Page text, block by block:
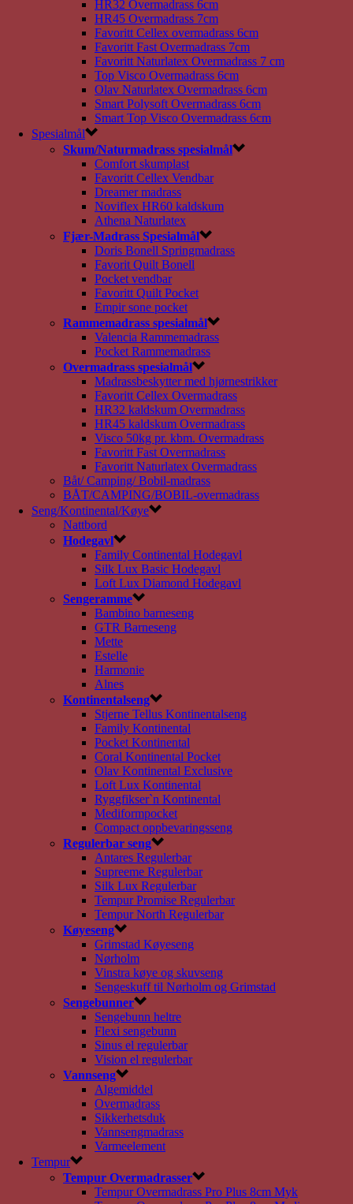
HR32 Overmadrass 6cm
HR45 Overmadrass 7cm
Favoritt Cellex overmadrass 6cm
Favoritt Fast Overmadrass 7cm
Favoritt Naturlatex Overmadrass 7 cm
Top Visco Overmadrass 6cm
Olav Naturlatex Overmadrass 6cm
Smart Polysoft Overmadrass 6cm
Smart Top Visco Overmadrass 6cm
Spesialmål
Skum/Naturmadrass spesialmål
Comfort skumplast
Favoritt Cellex Vendbar
Dreamer madrass
Noviflex HR60 kaldskum
Athena Naturlatex
Fjær-Madrass Spesialmål
Doris Bonell Springmadrass
Favorit Quilt Bonell
Pocket vendbar
Favoritt Quilt Pocket
Empir sone pocket
Rammemadrass spesialmål
Valencia Rammemadrass
Pocket Rammemadrass
Overmadrass spesialmål
Madrassbeskytter med hjørnestrikker
Favoritt Cellex Overmadrass
HR32 kaldskum Overmadrass
HR45 kaldskum Overmadrass
Visco 50kg pr. kbm. Overmadrass
Favoritt Fast Overmadrass
Favoritt Naturlatex Overmadrass
Båt/ Camping/ Bobil-madrass
BÅT/CAMPING/BOBIL-overmadrass
Seng/Kontinental/Køye
Nattbord
Hodegavl
Family Continental Hodegavl
Silk Lux Basic Hodegavl
Loft Lux Diamond Hodegavl
Sengeramme
Bambino barneseng
GTR Barneseng
Mette
Estelle
Harmonie
Alnes
Kontinentalseng
Stjerne Tellus Kontinentalseng
Family Kontinental
Pocket Kontinental
Coral Kontinental Pocket
Olav Kontinental Exclusive
Loft Lux Kontinental
Ryggfikser`n Kontinental
Mediformpocket
Compact oppbevaringsseng
Regulerbar seng
Antares Regulerbar
Supreeme Regulerbar
Silk Lux Regulerbar
Tempur Promise Regulerbar
Tempur North Regulerbar
Køyeseng
Grimstad Køyeseng
Nørholm
Vinstra køye og skuvseng
Sengeskuff til Nørholm og Grimstad
Sengebunner
Sengebunn heltre
Flexi sengebunn
Sinus el regulerbar
Vision el regulerbar
Vannseng
Algemiddel
Overmadrass
Sikkerhetsduk
Vannsengmadrass
Varmeelement
Tempur
Tempur Overmadrasser
Tempur Overmadrass Pro Plus 8cm Myk